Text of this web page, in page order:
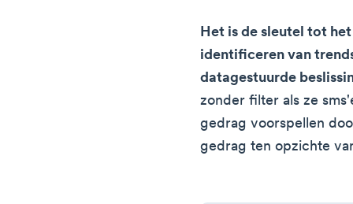
Het is de sleutel tot
identificeren van
datagestuurde
zonder filter als ze
gedrag voorspellen
gedrag ten opzichte